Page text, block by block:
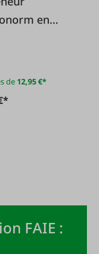
en
de 12,95 €*
FAIE :